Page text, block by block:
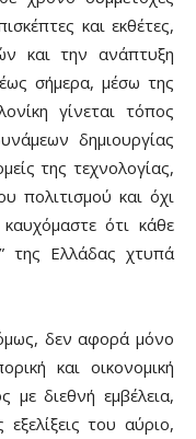
και εκθέτες,
και την ανάπτυξη
σήμερα, μέσω της
γίνεται τόπος
δημιουργίας
της τεχνολογίας,
πολιτισμού και όχι
ότι κάθε
της Ελλάδας χτυπά
δεν αφορά μόνο
και οικονομική
με διεθνή εμβέλεια,
του αύριο,